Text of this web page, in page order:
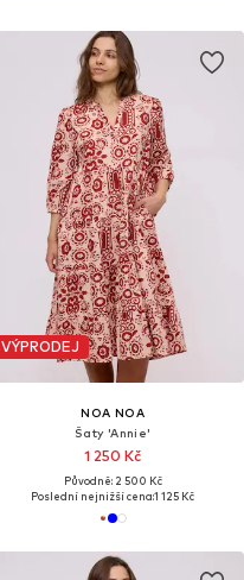
VÝPRODEJ
NOA NOA
Šaty 'Annie'
1 250 Kč
Původně: 2 500 Kč
Poslední nejnižší cena:1 125 Kč